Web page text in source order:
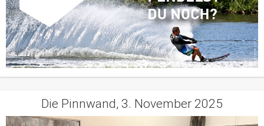
Die Pinnwand, 3. November 2025